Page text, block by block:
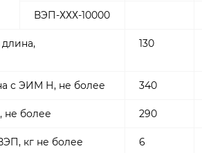
ВЭП-ХХХ-10000
130
с ЭИМ Н, не более 340
не более 290
кг не более 6